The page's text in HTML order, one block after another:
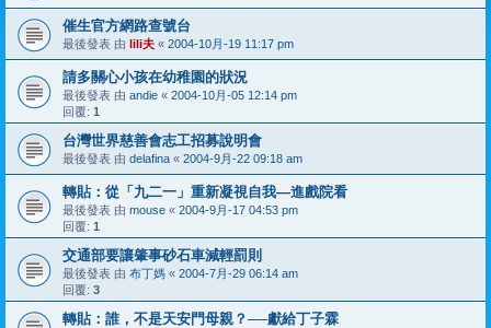
催生官方網路查號台
最後發表 由 lili夫 « 2004-10月-19 11:17 pm
請多關心小孩在幼稚園的狀況
最後發表 由 andie « 2004-10月-05 12:14 pm
回覆: 1
台灣世界慈善會志工招募說明會
最後發表 由 delafina « 2004-9月-22 09:18 am
轉貼：從「九二一」重新凝視自我—進戲院看
最後發表 由 mouse « 2004-9月-17 04:53 pm
回覆: 1
交通部要讓肇事砂石車減輕罰則
最後發表 由 布丁媽 « 2004-7月-29 06:14 am
回覆: 3
轉貼：誰，不是天安門母親？──獻給丁子霖